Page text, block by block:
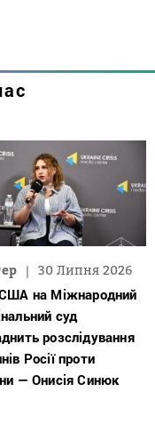
30 Липня 2026
на Міжнародний
суд
розслідування
Росії проти
— Онисія Синюк